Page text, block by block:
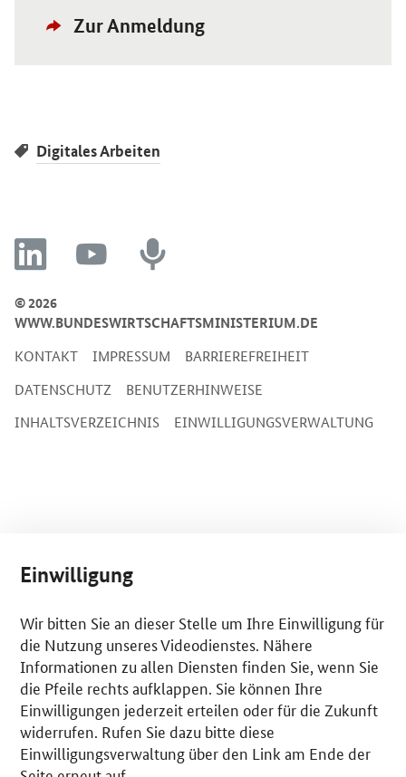
Externer
Zur Anmeldung
Öffnet Einzelsicht
Digitales Arbeiten
linkedin youtube
© 2026
WWW.BUNDESWIRTSCHAFTSMINISTERIUM.DE
KONTAKT IMPRESSUM
BARRIEREFREIHEIT
DATENSCHUTZ
BENUTZERHINWEISE
INHALTSVERZEICHNIS
EINWILLIGUNGSVERWALTUNG
Einwilligung
Wir bitten Sie an dieser Stelle um Ihre Einwilligung für
die Nutzung unseres Videodienstes. Nähere
Informationen zu allen Diensten finden Sie, wenn Sie
die Pfeile rechts aufklappen. Sie können Ihre
Einwilligungen jederzeit erteilen oder für die Zukunft
widerrufen. Rufen Sie dazu bitte diese
Einwilligungsverwaltung über den Link am Ende der